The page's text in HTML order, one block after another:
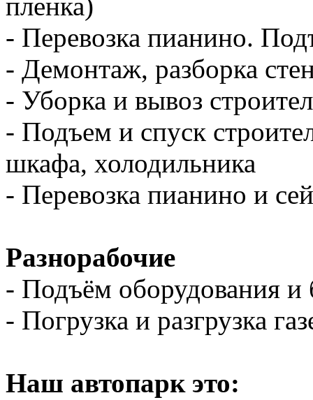
пленка)
- Перевозка пианино.
- Демонтаж, разборка
- Уборка и вывоз
- Подъем и спуск
шкафа, холодильника
- Перевозка пианино и
Разнорабочие
- Подъём оборудования и
- Погрузка и разгрузка
Наш автопарк это: